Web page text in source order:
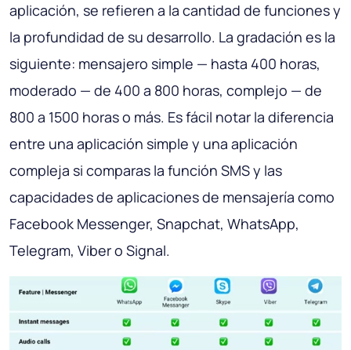
aplicación, se refieren a la cantidad de funciones y
la profundidad de su desarrollo. La gradación es la
siguiente: mensajero simple — hasta 400 horas,
moderado — de 400 a 800 horas, complejo — de
800 a 1500 horas o más. Es fácil notar la diferencia
entre una aplicación simple y una aplicación
compleja si comparas la función SMS y las
capacidades de aplicaciones de mensajería como
Facebook Messenger, Snapchat, WhatsApp,
Telegram, Viber o Signal.